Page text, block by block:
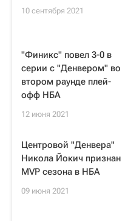
10 сентября 2021
"Финикс" повел 3-0 в
серии с "Денвером" во
втором раунде плей-
офф НБА
12 июня 2021
Центровой "Денвера"
Никола Йокич признан
MVP сезона в НБА
09 июня 2021